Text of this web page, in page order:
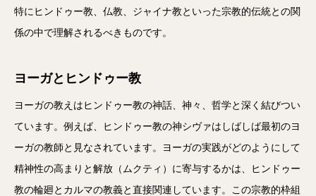
特にヒンドゥー教、仏教、ジャイナ教といった宗教的伝統との関
係の中で理解されるべきものです。
ヨーガとヒンドゥー教
ヨーガの教えはヒンドゥー教の神話、神々、哲学と深く結びつい
ています。例えば、ヒンドゥー教の神シヴァはしばしば最初のヨ
ーガの教師と見なされています。ヨーガの実践がどのようにして
精神性の高まりと解放（ムクティ）に寄与するかは、ヒンドゥー
教の輪廻とカルマの教義と直接関連しています。この宗教的枠組